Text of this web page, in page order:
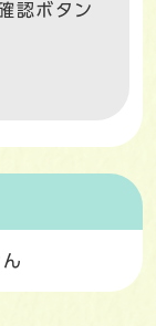
認ボタン